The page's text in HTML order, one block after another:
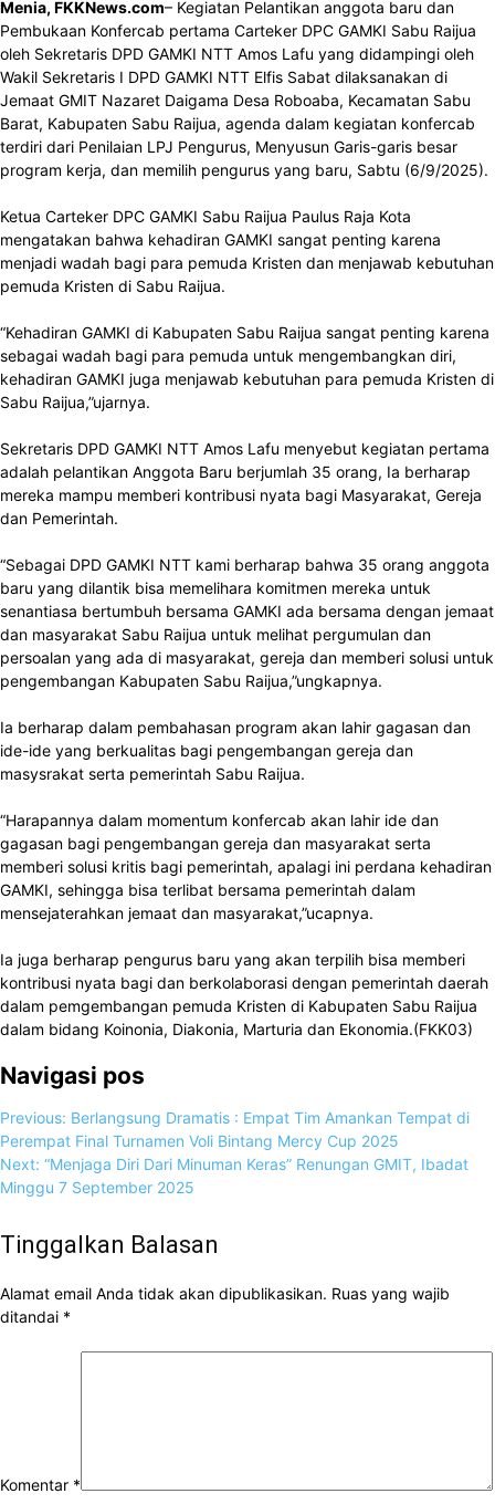
Menia, FKKNews.com– Kegiatan Pelantikan anggota baru dan
Pembukaan Konfercab pertama Carteker DPC GAMKI Sabu Raijua
oleh Sekretaris DPD GAMKI NTT Amos Lafu yang didampingi oleh
Wakil Sekretaris I DPD GAMKI NTT Elfis Sabat dilaksanakan di
Jemaat GMIT Nazaret Daigama Desa Roboaba, Kecamatan Sabu
Barat, Kabupaten Sabu Raijua, agenda dalam kegiatan konfercab
terdiri dari Penilaian LPJ Pengurus, Menyusun Garis-garis besar
program kerja, dan memilih pengurus yang baru, Sabtu (6/9/2025).
Ketua Carteker DPC GAMKI Sabu Raijua Paulus Raja Kota
mengatakan bahwa kehadiran GAMKI sangat penting karena
menjadi wadah bagi para pemuda Kristen dan menjawab kebutuhan
pemuda Kristen di Sabu Raijua.
“Kehadiran GAMKI di Kabupaten Sabu Raijua sangat penting karena
sebagai wadah bagi para pemuda untuk mengembangkan diri,
kehadiran GAMKI juga menjawab kebutuhan para pemuda Kristen di
Sabu Raijua,”ujarnya.
Sekretaris DPD GAMKI NTT Amos Lafu menyebut kegiatan pertama
adalah pelantikan Anggota Baru berjumlah 35 orang, Ia berharap
mereka mampu memberi kontribusi nyata bagi Masyarakat, Gereja
dan Pemerintah.
“Sebagai DPD GAMKI NTT kami berharap bahwa 35 orang anggota
baru yang dilantik bisa memelihara komitmen mereka untuk
senantiasa bertumbuh bersama GAMKI ada bersama dengan jemaat
dan masyarakat Sabu Raijua untuk melihat pergumulan dan
persoalan yang ada di masyarakat, gereja dan memberi solusi untuk
pengembangan Kabupaten Sabu Raijua,”ungkapnya.
Ia berharap dalam pembahasan program akan lahir gagasan dan
ide-ide yang berkualitas bagi pengembangan gereja dan
masysrakat serta pemerintah Sabu Raijua.
“Harapannya dalam momentum konfercab akan lahir ide dan
gagasan bagi pengembangan gereja dan masyarakat serta
memberi solusi kritis bagi pemerintah, apalagi ini perdana kehadiran
GAMKI, sehingga bisa terlibat bersama pemerintah dalam
mensejaterahkan jemaat dan masyarakat,”ucapnya.
Ia juga berharap pengurus baru yang akan terpilih bisa memberi
kontribusi nyata bagi dan berkolaborasi dengan pemerintah daerah
dalam pemgembangan pemuda Kristen di Kabupaten Sabu Raijua
dalam bidang Koinonia, Diakonia, Marturia dan Ekonomia.(FKK03)
Navigasi pos
Previous: Berlangsung Dramatis : Empat Tim Amankan Tempat di
Perempat Final Turnamen Voli Bintang Mercy Cup 2025
Next: “Menjaga Diri Dari Minuman Keras” Renungan GMIT, Ibadat
Minggu 7 September 2025
Tinggalkan Balasan
Alamat email Anda tidak akan dipublikasikan. Ruas yang wajib
ditandai *
Komentar *